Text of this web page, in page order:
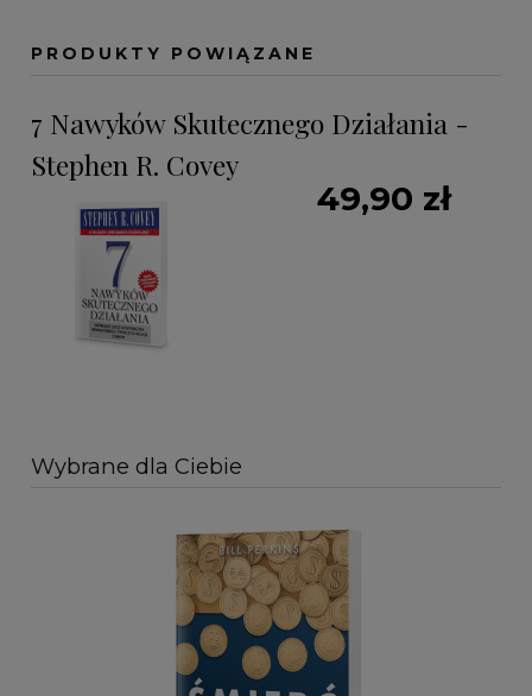
PRODUKTY POWIĄZANE
7 Nawyków Skutecznego Działania -
Stephen R. Covey
49,90 zł
Wybrane dla Ciebie